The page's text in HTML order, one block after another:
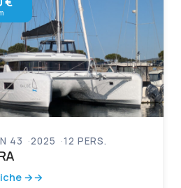
43 2025 12 PERS.
→